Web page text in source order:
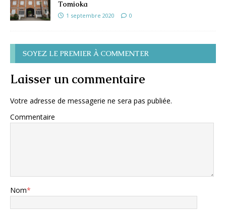
Tomioka
1 septembre 2020 0
SOYEZ LE PREMIER À COMMENTER
Laisser un commentaire
Votre adresse de messagerie ne sera pas publiée.
Commentaire
Nom*